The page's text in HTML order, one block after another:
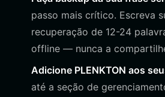
passo mais crítico. Escreva
recuperação de 12-24
offline — nunca a
Adicione PLENKTON aos
até a seção de